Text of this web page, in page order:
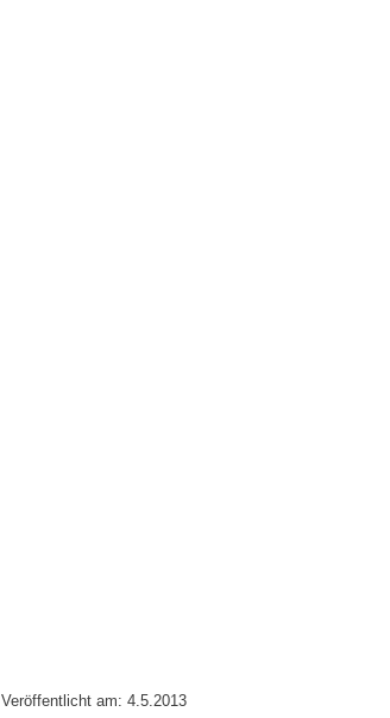
Veröffentlicht am: 4.5.2013